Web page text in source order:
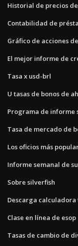
Historial de precios
Contabilidad de
Gráfico de acciones
El mejor informe de
Tasa x usd-brl
U tasas de bonos de
Programa de informe
Tasa de mercado de
Los oficios más
Informe semanal de
Sobre silverfish
Descarga
Clase en línea de esop
Tasas de cambio de